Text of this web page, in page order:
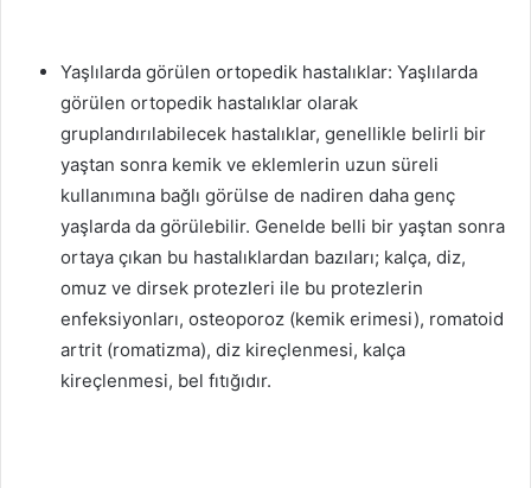
Yaşlılarda görülen ortopedik hastalıklar: Yaşlılarda
görülen ortopedik hastalıklar olarak
gruplandırılabilecek hastalıklar, genellikle belirli bir
yaştan sonra kemik ve eklemlerin uzun süreli
kullanımına bağlı görülse de nadiren daha genç
yaşlarda da görülebilir. Genelde belli bir yaştan sonra
ortaya çıkan bu hastalıklardan bazıları; kalça, diz,
omuz ve dirsek protezleri ile bu protezlerin
enfeksiyonları, osteoporoz (kemik erimesi), romatoid
artrit (romatizma), diz kireçlenmesi, kalça
kireçlenmesi, bel fıtığıdır.